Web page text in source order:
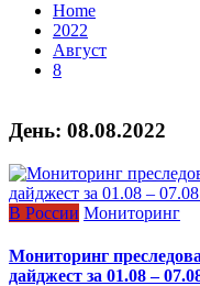
Home
2022
Август
8
День: 08.08.2022
В России Мониторинг
Мониторинг
дайджест за 01.08 –